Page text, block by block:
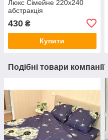
Люкс Сімейне 220х240
абстракція
430 ₴
Купити
Подібні товари компанії